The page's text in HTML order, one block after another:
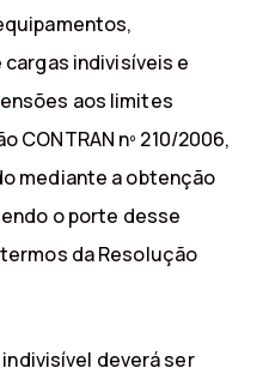
indivisíveis e
aos limites
nº 210/2006,
mediante a obtenção
o porte desse
da Resolução
deverá ser